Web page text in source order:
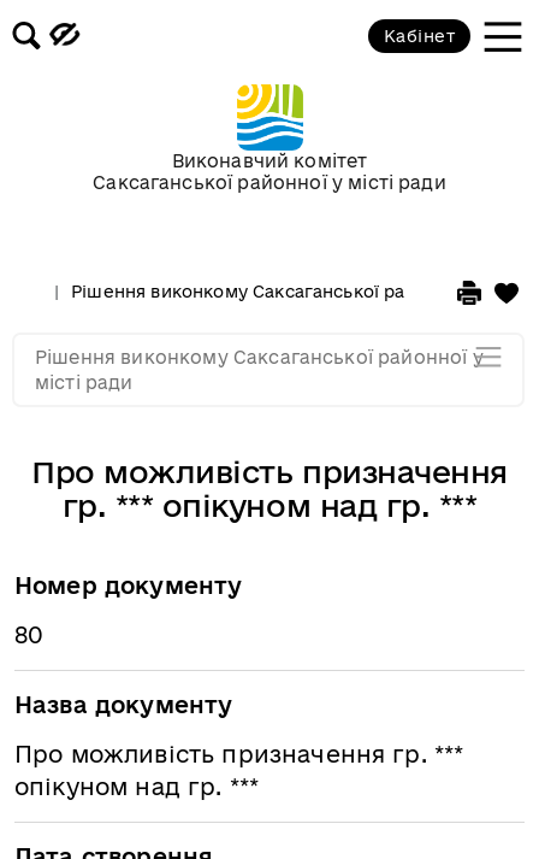
Виконавчий комітет
Саксаганської районної у місті ради
Кабінет
Рішення виконкому Саксаганської районної у місті
Про можливість призначення
гр. *** опікуном над гр. ***
Номер документу
80
Назва документу
Про можливість призначення гр. ***
опікуном над гр. ***
Рішення виконкому Саксаганської районної у
місті ради
Засідання за 2015 рік
Засідання за 2014 рік
Засідання за 2013 рік
Засідання за 2011
Засідання за 2010